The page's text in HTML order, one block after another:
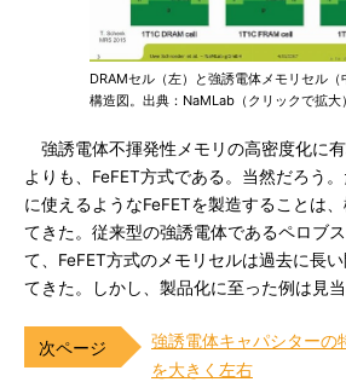
DRAMセル（左）と強誘電体メモリセル
構造図。出典：NaMLab（クリックで拡大）
強誘電体不揮発性メモリの高密度化に
よりも、FeFET方式である。当然だろう
に使えるようなFeFETを製造することは
てきた。従来型の強誘電体であるペロブ
て、FeFET方式のメモリセルは過去に長
てきた。しかし、製品化に至った例は見当
強誘電体キャパシターの
を大きく左右